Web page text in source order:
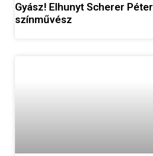
Gyász! Elhunyt Scherer Péter
színművész